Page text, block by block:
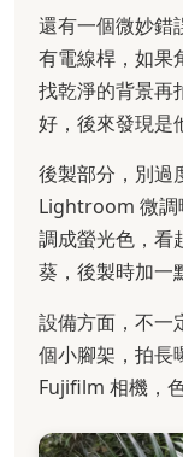
還有一個微妙錯
有電線桿，如果
找乾淨的背景再
好，後來發現是
後製部分，別過
Lightroom 微調
調成螢光色，看
葵，後製時加一
設備方面，不一
個小腳架，拍長
Fujifilm 相機，